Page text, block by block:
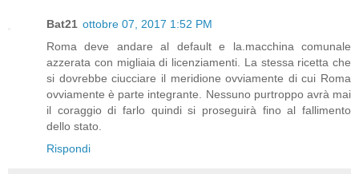
Bat21 ottobre 07, 2017 1:52 PM
Roma deve andare al default e la.macchina comunale
azzerata con migliaia di licenziamenti. La stessa ricetta che
si dovrebbe ciucciare il meridione ovviamente di cui Roma
ovviamente è parte integrante. Nessuno purtroppo avrà mai
il coraggio di farlo quindi si proseguirà fino al fallimento
dello stato.
Rispondi